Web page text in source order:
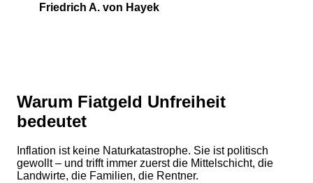
Friedrich A. von Hayek
Warum Fiatgeld Unfreiheit
bedeutet
Inflation ist keine Naturkatastrophe. Sie ist politisch
gewollt – und trifft immer zuerst die Mittelschicht, die
Landwirte, die Familien, die Rentner.